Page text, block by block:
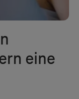
eine